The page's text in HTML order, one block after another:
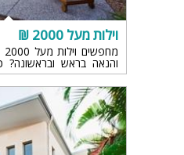
וילות מעל 2000 ₪
המציע רשימת וילות גדולה